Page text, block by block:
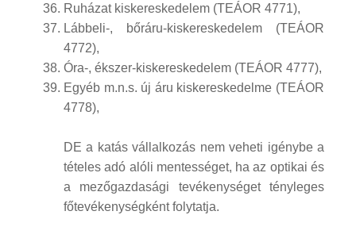
Ruházat kiskereskedelem (TEÁOR 4771),
Lábbeli-, bőráru-kiskereskedelem (TEÁOR
4772),
Óra-, ékszer-kiskereskedelem (TEÁOR 4777),
Egyéb m.n.s. új áru kiskereskedelme (TEÁOR
4778),
DE a katás vállalkozás nem veheti igénybe a
tételes adó alóli mentességet, ha az optikai és
a mezőgazdasági tevékenységet tényleges
főtevékenységként folytatja.